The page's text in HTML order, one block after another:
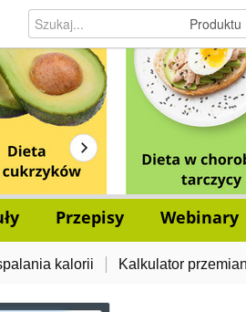
Przepisy Webinary
kalorii Kalkulator